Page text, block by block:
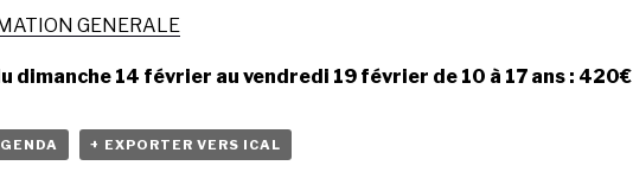
GENERALE
dimanche 14 février au vendredi 19 février de 10 à 17 ans : 420€
+ EXPORTER VERS ICAL